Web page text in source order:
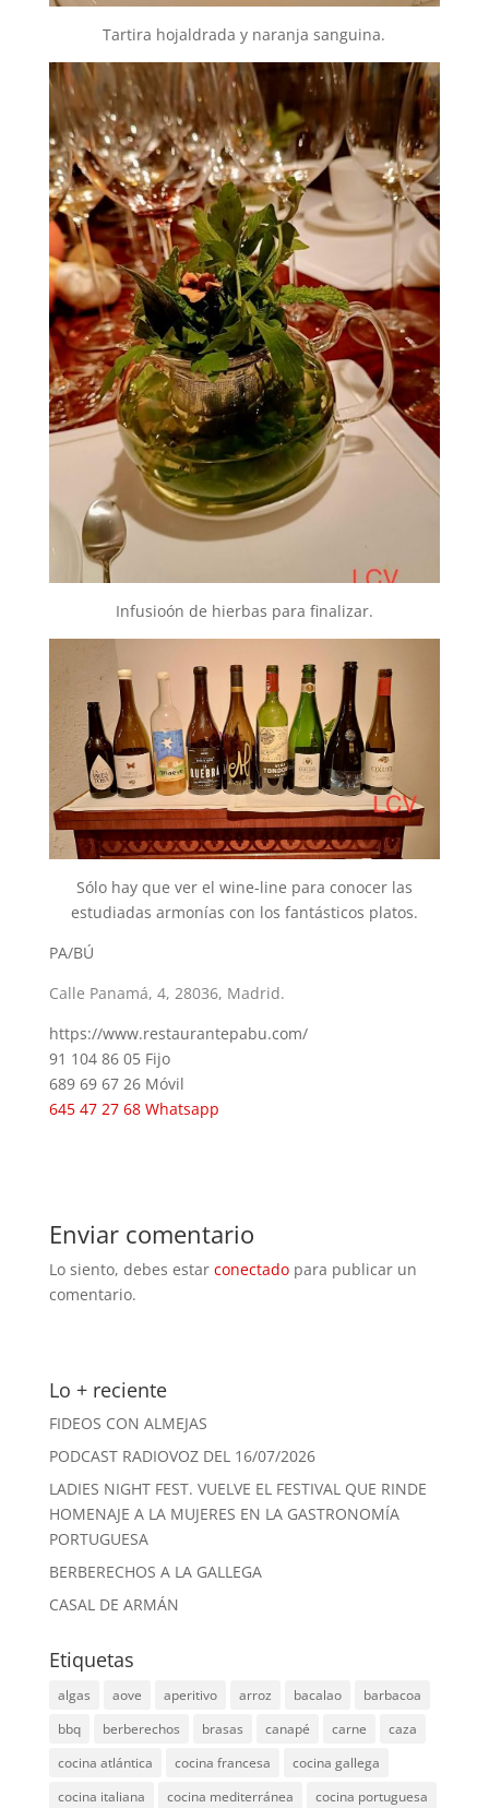
Tartira hojaldrada y naranja sanguina.
Infusioón de hierbas para finalizar.
Sólo hay que ver el wine-line para conocer las
estudiadas armonías con los fantásticos platos.
PA/BÚ
Calle Panamá, 4, 28036, Madrid.
https://www.restaurantepabu.com/
91 104 86 05 Fijo
689 69 67 26 Móvil
645 47 27 68 Whatsapp
Enviar comentario
Lo siento, debes estar conectadopara publicar un
comentario.
Lo + reciente
FIDEOS CON ALMEJAS
PODCAST RADIOVOZ DEL 16/07/2026
LADIES NIGHT FEST. VUELVE EL FESTIVAL QUE RINDE
HOMENAJE A LA MUJERES EN LA GASTRONOMÍA
PORTUGUESA
BERBERECHOS A LA GALLEGA
CASAL DE ARMÁN
Etiquetas
algas aove aperitivo arroz bacalao
barbacoa
bbq
berberechos brasas canapé carne
caza
cocina atlántica
cocina francesa
cocina gallega
cocina italiana
cocina mediterránea
cocina portuguesa